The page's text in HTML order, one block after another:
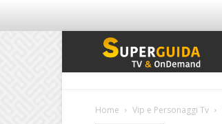
Home Vip e Personaggi Tv